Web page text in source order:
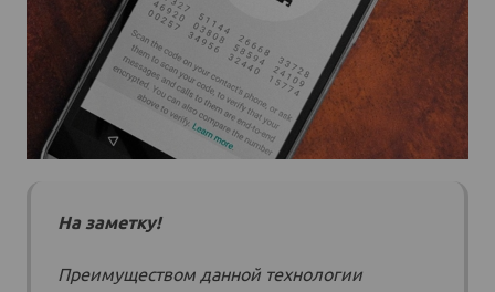
На заметку!
Преимуществом данной технологии